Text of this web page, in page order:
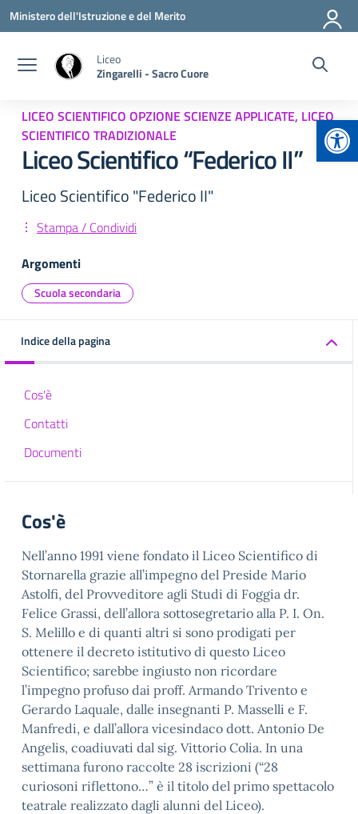
Vai ai contenuti
Vai al menu di navigazione
Vai al footer
Ministero dell'Istruzione e del Merito
Liceo
Zingarelli - Sacro Cuore
LICEO SCIENTIFICO OPZIONE SCIENZE APPLICATE, LICEO
SCIENTIFICO TRADIZIONALE
Liceo Scientifico “Federico II”
Liceo Scientifico "Federico II"
Stampa / Condividi
Argomenti
Scuola secondaria
Indice della pagina
Cos'è
Contatti
Documenti
Cos'è
Nell’anno 1991 viene fondato il Liceo Scientifico di
Stornarella grazie all’impegno del Preside Mario
Astolfi, del Provveditore agli Studi di Foggia dr.
Felice Grassi, dell’allora sottosegretario alla P. I. On.
S. Melillo e di quanti altri si sono prodigati per
ottenere il decreto istitutivo di questo Liceo
Scientifico; sarebbe ingiusto non ricordare
l’impegno profuso dai proff. Armando Trivento e
Gerardo Laquale, dalle insegnanti P. Masselli e F.
Manfredi, e dall’allora vicesindaco dott. Antonio De
Angelis, coadiuvati dal sig. Vittorio Colia. In una
settimana furono raccolte 28 iscrizioni (“28
curiosoni riflettono…” è il titolo del primo spettacolo
teatrale realizzato dagli alunni del Liceo).